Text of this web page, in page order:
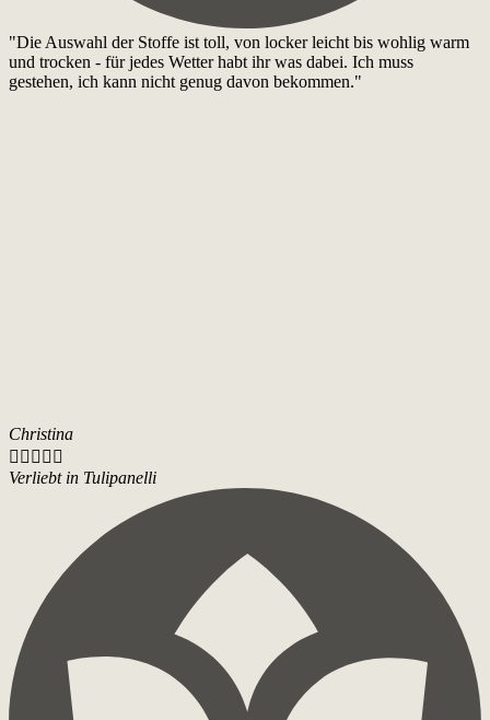
"Die Auswahl der Stoffe ist toll, von locker leicht bis wohlig warm
und trocken - für jedes Wetter habt ihr was dabei. Ich muss
gestehen, ich kann nicht genug davon bekommen."
Christina
    
Verliebt in Tulipanelli